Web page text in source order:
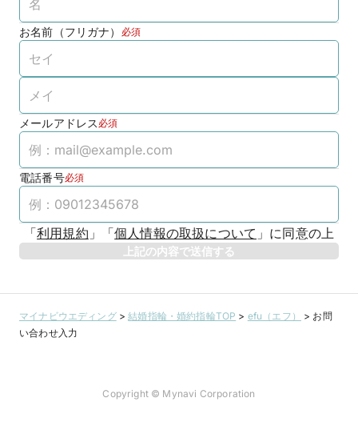
お名前（フリガナ） 必須
メールアドレス 必須
電話番号必須
「利用規約 」 「個人情報の取扱について 」 に同意の上
上記の内容で送信する
マイナビウエディング>結婚指輪・婚約指輪TOP > efu（エフ） > お問
い合わせ入力
Copyright © Mynavi Corporation